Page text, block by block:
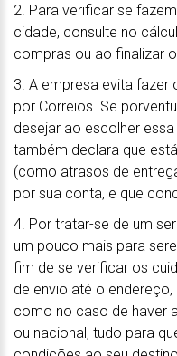
2. Para verificar se
cidade, consulte no
compras ou ao finalizar
3. A empresa evita fazer
por Correios. Se
desejar ao escolher
também declara que
(como atrasos de
por sua conta, e que
4. Por tratar-se de um
um pouco mais para
fim de se verificar os
de envio até o
como no caso de haver
ou nacional, tudo para